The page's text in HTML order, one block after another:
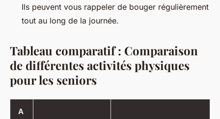
Ils peuvent vous rappeler de bouger régulièrement
tout au long de la journée.
Tableau comparatif : Comparaison
de différentes activités physiques
pour les seniors
A